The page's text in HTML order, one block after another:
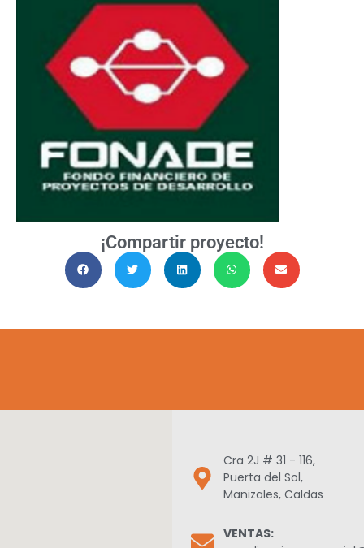
¡Compartir proyecto!
Cra 2J # 31 - 116,
Puerta del Sol,
Manizales, Caldas
VENTAS: